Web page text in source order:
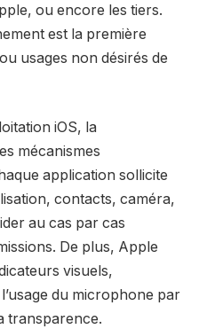
ou encore les tiers.
est la première
usages non désirés de
iOS, la
mécanismes
application sollicite
contacts, caméra,
au cas par cas
De plus, Apple
visuels,
du microphone par
transparence.